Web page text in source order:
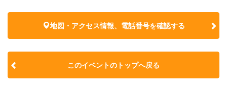
地図・アクセス情報、電話番号を確認する
このイベントのトップへ戻る